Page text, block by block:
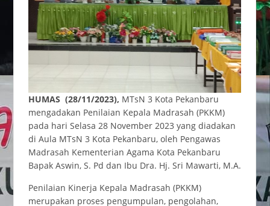
HUMAS (28/11/2023), MTsN 3 Kota Pekanbaru
mengadakan Penilaian Kepala Madrasah (PKKM)
pada hari Selasa 28 November 2023 yang diadakan
di Aula MTsN 3 Kota Pekanbaru, oleh Pengawas
Madrasah Kementerian Agama Kota Pekanbaru
Bapak Aswin, S. Pd dan Ibu Dra. Hj. Sri Mawarti, M.A.
Penilaian Kinerja Kepala Madrasah (PKKM)
merupakan proses pengumpulan, pengolahan,